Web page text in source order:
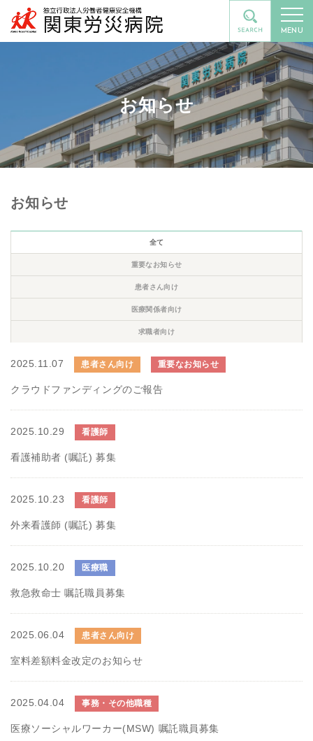
MENU
お知らせ
お知らせ
全て
重要なお知らせ
患者さん向け
医療関係者向け
求職者向け
2025.11.07 患者さん向け 重要なお知らせ
クラウドファンディングのご報告
2025.10.29 看護師
看護補助者 (嘱託) 募集
2025.10.23 看護師
外来看護師 (嘱託) 募集
2025.10.20 医療職
救急救命士 嘱託職員募集
2025.06.04 患者さん向け
室料差額料金改定のお知らせ
2025.04.04 事務・その他職種
医療ソーシャルワーカー(MSW) 嘱託職員募集